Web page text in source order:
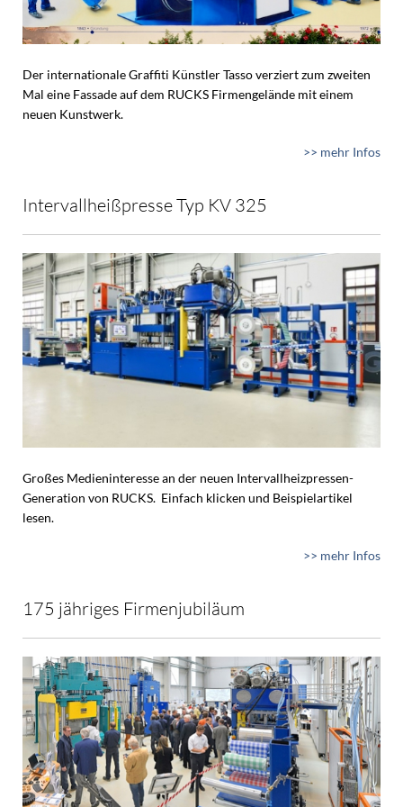
Der internationale Graffiti Künstler Tasso verziert zum zweiten
Mal eine Fassade auf dem RUCKS Firmengelände mit einem
neuen Kunstwerk.
>> mehr Infos
Intervallheißpresse Typ KV 325
Großes Medieninteresse an der neuen Intervallheizpressen-
Generation von RUCKS. Einfach klicken und Beispielartikel
lesen.
>> mehr Infos
175 jähriges Firmenjubiläum